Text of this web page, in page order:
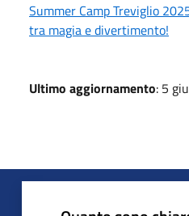
Summer Camp Treviglio
tra magia e divertimento!
Ultimo aggiornamento: 5